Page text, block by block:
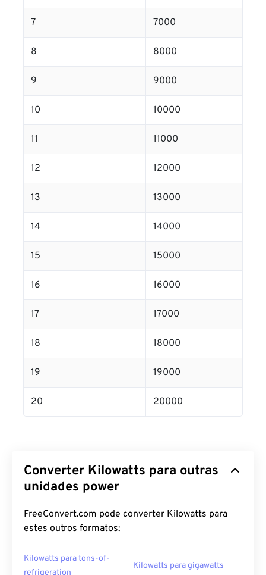
7 7000
8 8000
9 9000
10 10000
11 11000
12 12000
13 13000
14 14000
15 15000
16 16000
17 17000
18 18000
19 19000
20 20000
Converter Kilowatts para outras
unidades power
FreeConvert.com pode converter Kilowatts para
estes outros formatos:
Kilowatts para tons-of-
refrigeration
Kilowatts para gigawatts